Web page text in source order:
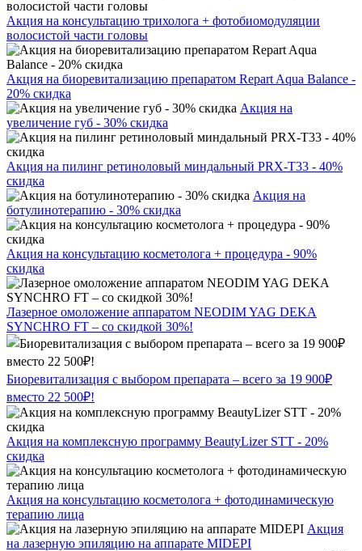
Акция на консультацию трихолога + фотобиомодуляции
волосистой части головы
Акция на биоревитализацию препаратом Repart Aqua Balance -
20% скидка
Акция на
увеличение губ - 30% скидка
Акция на пилинг ретиноловый миндальный PRX-T33 - 40%
скидка
Акция на
ботулинотерапию - 30% скидка
Акция на консультацию косметолога + процедура - 90%
скидка
Лазерное омоложение аппаратом NEODIM YAG DEKA
SYNCHRO FT – со скидкой 30%!
Биоревитализация с выбором препарата – всего за 19 900₽
вместо 22 500₽!
Акция на комплексную программу BeautyLizer STT - 20%
скидка
Акция на консультацию косметолога + фотодинамическую
терапию лица
Акция
на лазерную эпиляцию на аппарате MIDEPI